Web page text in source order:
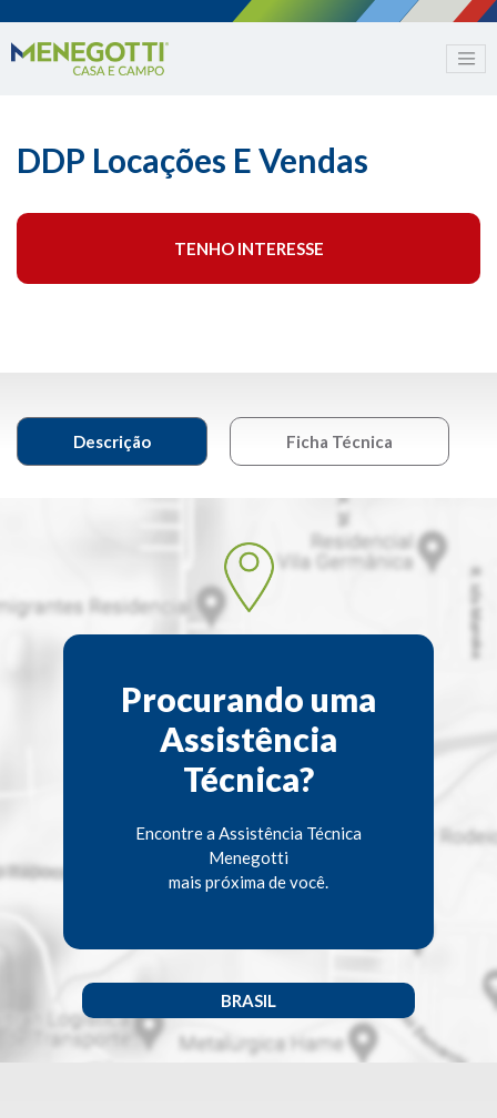
DDP Locações E Vendas
TENHO INTERESSE
Descrição Ficha Técnica
Procurando uma
Assistência
Técnica?
Encontre a Assistência Técnica
Menegotti
mais próxima de você.
BRASIL